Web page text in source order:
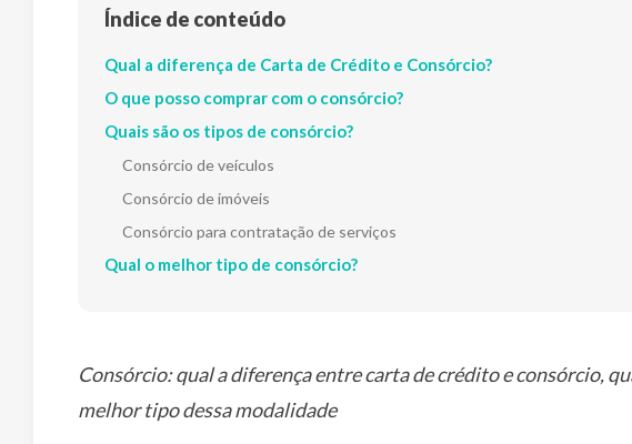
Índice de conteúdo
Qual a diferença de Carta de Crédito e Consórcio?
O que posso comprar com o consórcio?
Quais são os tipos de consórcio?
Consórcio de veículos
Consórcio de imóveis
Consórcio para contratação de serviços
Qual o melhor tipo de consórcio?
Consórcio: qual a diferença entre carta de crédito e consórcio,
melhor tipo dessa modalidade